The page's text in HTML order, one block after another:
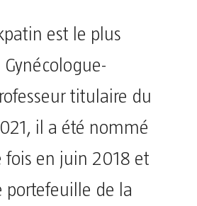
est le plus
titulaire du
il a été nommé
fois en juin 2018 et
portefeuille de la